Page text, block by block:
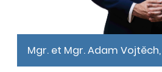
Mgr. et Mgr. Adam Vojtěch,